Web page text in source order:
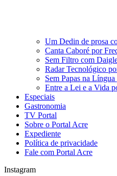
Um Dedin de prosa
Canta Caboré por
Sem Filtro com
Radar Tecnológico
Sem Papas na
Entre a Lei e a Vida
Especiais
Gastronomia
TV Portal
Sobre o Portal Acre
Expediente
Política de privacidade
Fale com Portal Acre
Instagram